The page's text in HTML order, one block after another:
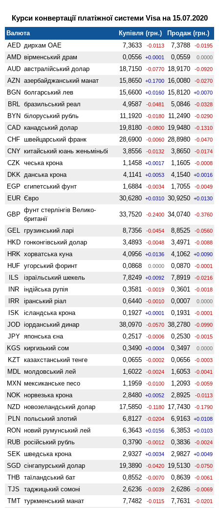
Курси конвертації платіжної системи Visa на 15.07.2020
Валюта Купівля (грн.)
Продаж (грн.)
AED дирхам ОАЕ 7,3633 -0.0113 7,3788 -0.0195
AMD вiрменський драм 0,0556 +0.0001 0,0559 0.0000
AUD австралійський долар 18,7150 -0.0770 18,9170 -0.0920
AZN азербайджанський манат 15,8650 +0.1700 16,0080 -0.0270
BGN болгарський лев 15,6600 +0.0160 15,8120 +0.0070
BRL бразильський реал 4,9587 -0.0481 5,0846 -0.0328
BYN білоруський рубль 11,1920 -0.0180 11,2490 -0.0290
CAD канадський долар 19,8180 -0.0800 19,9480 -0.1310
CHF швейцарський франк 28,6900 -0.0060 28,8980 -0.0470
CNY китайський юань женьмiньбi 3,8556 -0.0132 3,8650 -0.0174
CZK чеська крона 1,1458 +0.0017 1,1605 -0.0008
DKK данська крона 4,1141 +0.0053 4,1540 +0.0016
EGP єгипетський фунт 1,6884 -0.0034 1,7055 -0.0049
EUR Євро 30,6280 +0.0310 30,9250 +0.0130
GBP
фунт стерлінгів Велико­
британії
33,7520 -0.2400 34,0740 -0.3760
GEL грузинський ларі 8,7356 -0.0454 8,8525 -0.0560
HKD гонконгівський долар 3,4893 -0.0048 3,4971 -0.0088
HRK хорватська куна 4,0956 +0.0136 4,1062 +0.0090
HUF угорський форинт 0,0868 0.0000 0,0870 -0.0001
ILS ізраїльський шекель 7,8249 +0.0092 7,8919 -0.0216
INR індійська рупія 0,3581 -0.0019 0,3601 -0.0018
IRR іранський ріал 0,6440 -0.0010 0,0007 0.0000
ISK ісландська крона 0,1927 +0.0001 0,1931 -0.0001
JOD іорданський динар 38,0970 -0.0570 38,2780 -0.0990
JPY японська єна 0,2517 -0.0006 0,2530 -0.0015
KGS киргизький сом 0,3490 +0.0004 0,3497 0.0000
KZT казахстанський тенге 0,0655 -0.0002 0,0656 -0.0003
MDL молдовський лей 1,6022 -0.0024 1,6053 -0.0041
MXN мексиканське песо 1,1959 -0.0100 1,2093 -0.0059
NOK норвезька крона 2,8480 +0.0052 2,8925 -0.0113
NZD ново­зеландський долар 17,5850 -0.1180 17,7430 -0.1790
PLN польський злотий 6,8127 -0.0204 6,9163 +0.0108
RON новий румунський лей 6,3643 +0.0156 6,3853 +0.0103
RUB російський рубль 0,3790 -0.0012 0,3836 -0.0024
SEK шведська крона 2,9327 +0.0034 2,9827 +0.0049
SGD сінгапурський долар 19,3890 -0.0420 19,5130 -0.0750
THB таїландський бат 0,8552 -0.0070 0,8639 -0.0061
TJS таджицький сомоні 2,6236 -0.0039 2,6286 -0.0069
TMT туркменський манат 7,7482 -0.0115 7,7631 -0.0201